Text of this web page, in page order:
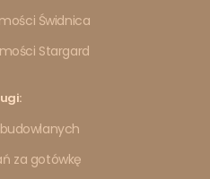
Świdnica
Stargard
budowlanych
za gotówkę